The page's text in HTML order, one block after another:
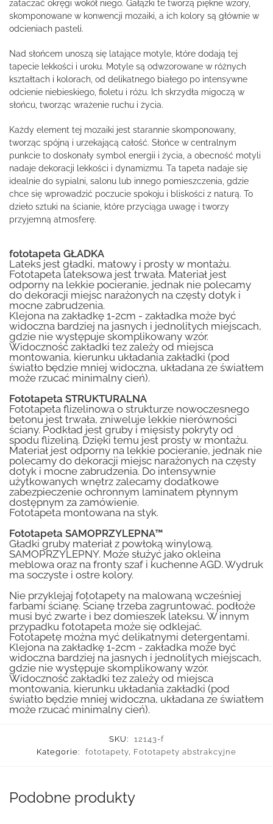
zataczać okręgi wokół niego. Gałązki te tworzą piękne wzory,
skomponowane w konwencji mozaiki, a ich kolory są głównie w
odcieniach pasteli.
Nad słońcem unoszą się latające motyle, które dodają tej
tapecie lekkości i uroku. Motyle są odwzorowane w różnych
kształtach i kolorach, od delikatnego białego po intensywne
odcienie niebieskiego, fioletu i różu. Ich skrzydła migoczą w
słońcu, tworząc wrażenie ruchu i życia.
Każdy element tej mozaiki jest starannie skomponowany,
tworząc spójną i urzekającą całość. Słońce w centralnym
punkcie to doskonały symbol energii i życia, a obecność motyli
nadaje dekoracji lekkości i dynamizmu. Ta tapeta nadaje się
idealnie do sypialni, salonu lub innego pomieszczenia, gdzie
chce się wprowadzić poczucie spokoju i bliskości z naturą. To
dzieło sztuki na ścianie, które przyciąga uwagę i tworzy
przyjemną atmosferę.
fototapeta GŁADKA
Lateks jest gładki, matowy i prosty w montażu.
Fototapeta lateksowa jest trwała. Materiał jest
odporny na lekkie pocieranie, jednak nie polecamy
do dekoracji miejsc narażonych na częsty dotyk i
mocne zabrudzenia.
Klejona na zakładkę 1-2cm - zakładka może być
widoczna bardziej na jasnych i jednolitych miejscach,
gdzie nie występuje skomplikowany wzór.
Widoczność zakładki tez zależy od miejsca
montowania, kierunku układania zakładki (pod
światło będzie mniej widoczna, układana ze światłem
może rzucać minimalny cień).
Fototapeta STRUKTURALNA
Fototapeta flizelinowa o strukturze nowoczesnego
betonu jest trwała, zniweluje lekkie nierówności
ściany. Podkład jest gruby i mięsisty pokryty od
spodu flizeliną. Dzięki temu jest prosty w montażu.
Materiał jest odporny na lekkie pocieranie, jednak nie
polecamy do dekoracji miejsc narażonych na częsty
dotyk i mocne zabrudzenia. Do intensywnie
użytkowanych wnętrz zalecamy dodatkowe
zabezpieczenie ochronnym laminatem płynnym
dostępnym za zamówienie.
Fototapeta montowana na styk.
Fototapeta SAMOPRZYLEPNA™
Gładki gruby materiał z powłoką winylową.
SAMOPRZYLEPNY. Może służyć jako okleina
meblowa oraz na fronty szaf i kuchenne AGD. Wydruk
ma soczyste i ostre kolory.
Nie przyklejaj fototapety na malowaną wcześniej
farbami ścianę. Ścianę trzeba zagruntować, podłoże
musi być zwarte i bez domieszek lateksu. W innym
przypadku fototapeta może się odklejać.
Fototapetę można myć delikatnymi detergentami.
Klejona na zakładkę 1-2cm - zakładka może być
widoczna bardziej na jasnych i jednolitych miejscach,
gdzie nie występuje skomplikowany wzór.
Widoczność zakładki tez zależy od miejsca
montowania, kierunku układania zakładki (pod
światło będzie mniej widoczna, układana ze światłem
może rzucać minimalny cień).
SKU:
12143-f
Kategorie:
fototapety Fototapety abstrakcyjne
Podobne produkty